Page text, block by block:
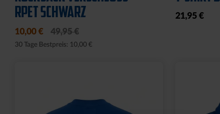
RPET SCHWARZ
10,00 € 49,95 €
30 Tage Bestpreis: 10,00 €
21,95 €